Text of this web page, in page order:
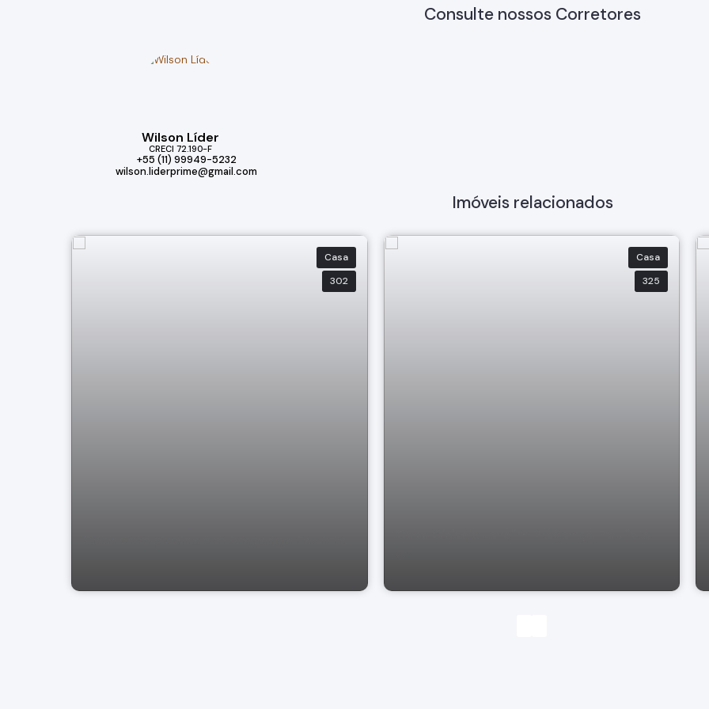
Consulte nossos Corretores
Wilson Líder
CRECI 72.190-F
+55 (11) 99949-5232
wilson.liderprime@gmail.com
Imóveis relacionados
Casa
302
Casa
325